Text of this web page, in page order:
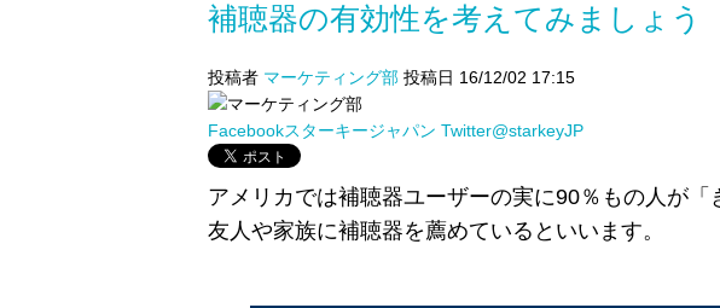
補聴器の有効性を考えてみましょう
投稿者 マーケティング部 投稿日 16/12/02 17:15
Facebookスターキージャパン Twitter@starkeyJP
アメリカでは補聴器ユーザーの実に90％もの人が
友人や家族に補聴器を薦めているといいます。